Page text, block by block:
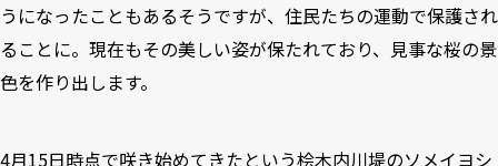
うになったこともあるそうですが、住民たちの運動で保護され
ることに。現在もその美しい姿が保たれており、見事な桜の景
色を作り出します。
4月15日時点で咲き始めてきたという桧木内川堤のソメイヨシ